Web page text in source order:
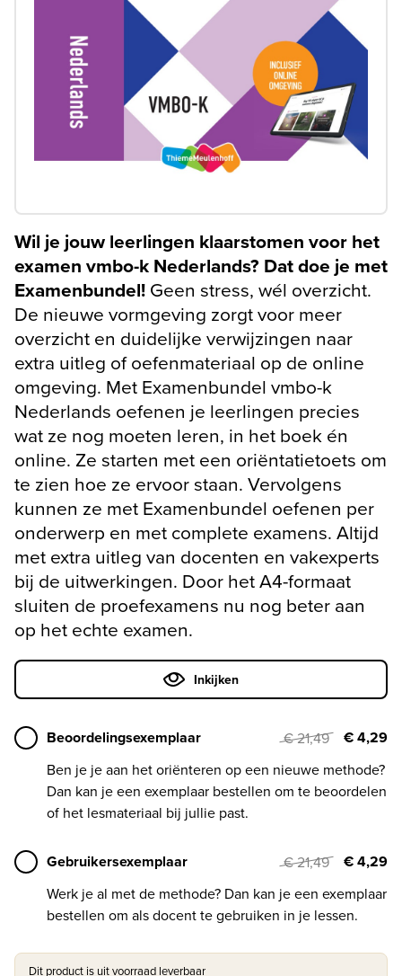
Wil je jouw leerlingen klaarstomen voor het
examen vmbo-k Nederlands? Dat doe je met
Examenbundel! Geen stress, wél overzicht.
De nieuwe vormgeving zorgt voor meer
overzicht en duidelijke verwijzingen naar
extra uitleg of oefenmateriaal op de online
omgeving. Met Examenbundel vmbo-k
Nederlands oefenen je leerlingen precies
wat ze nog moeten leren, in het boek én
online. Ze starten met een oriëntatietoets om
te zien hoe ze ervoor staan. Vervolgens
kunnen ze met Examenbundel oefenen per
onderwerp en met complete examens. Altijd
met extra uitleg van docenten en vakexperts
bij de uitwerkingen. Door het A4-formaat
sluiten de proefexamens nu nog beter aan
op het echte examen.
Inkijken
Beoordelingsexemplaar € 21,49 € 4,29
Ben je je aan het oriënteren op een nieuwe methode?
Dan kan je een exemplaar bestellen om te beoordelen
of het lesmateriaal bij jullie past.
Gebruikersexemplaar € 21,49 € 4,29
Werk je al met de methode? Dan kan je een exemplaar
bestellen om als docent te gebruiken in je lessen.
Dit product is uit voorraad leverbaar